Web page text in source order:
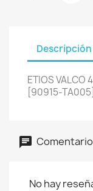
Descripción
ETIOS VALCO
[90915-TA005]
No hay